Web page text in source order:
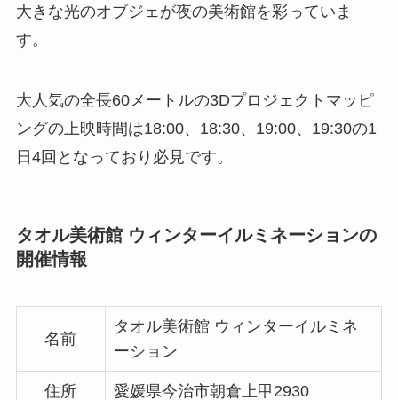
大きな光のオブジェが夜の美術館を彩っていま
す。
大人気の全長60メートルの3Dプロジェクトマッピ
ングの上映時間は18:00、18:30、19:00、19:30の1
日4回となっており必見です。
タオル美術館 ウィンターイルミネーションの
開催情報
名前
タオル美術館 ウィンターイルミネ
ーション
住所 愛媛県今治市朝倉上甲2930